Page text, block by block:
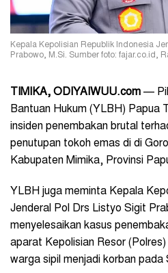
Kepala Kepolisian Republik Indonesia
Prabowo, M.Si. Sumber foto: fajar.co.id,
TIMIKA, ODIYAIWUU.com —
Bantuan Hukum (YLBH) Papua
insiden penembakan brutal
penutupan tokoh emas di di
Kabupaten Mimika, Provinsi
YLBH juga meminta Kepala
Jenderal Pol Drs Listyo Sigit
menyelesaikan kasus
aparat Kepolisian Resor
warga sipil menjadi korban pada